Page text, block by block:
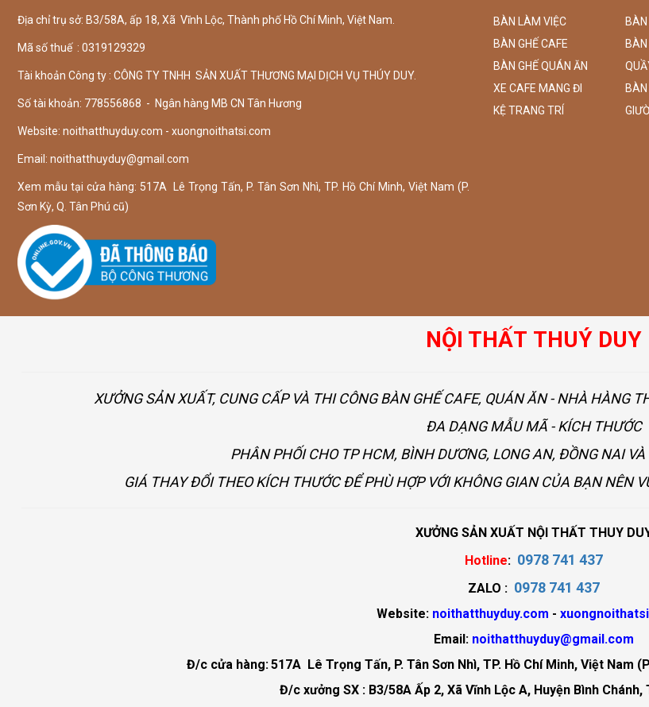
Địa chỉ trụ sở: B3/58A, ấp 18, Xã Vĩnh Lộc, Thành phố Hồ Chí Minh, Việt Nam.
Mã số thuế : 0319129329
Tài khoản Công ty : CÔNG TY TNHH SẢN XUẤT THƯƠNG MẠI DỊCH VỤ THÚY DUY.
Số tài khoản: 778556868 - Ngân hàng MB CN Tân Hương
Website: noithatthuyduy.com - xuongnoithatsi.com
Email: noithatthuyduy@gmail.com
Xem mẫu tại cửa hàng: 517A Lê Trọng Tấn, P. Tân Sơn Nhì, TP. Hồ Chí Minh, Việt Nam (P.
Sơn Kỳ, Q. Tân Phú cũ)
BÀN LÀM VIỆC
BÀN GHẾ CAFE
BÀN GHẾ QUÁN ĂN
XE CAFE MANG ĐI
BÀN
KỆ TRANG TRÍ
NỘI THẤT THUÝ DUY
XƯỞNG SẢN XUẤT, CUNG CẤP VÀ THI CÔNG BÀN GHẾ CAFE, QUÁN ĂN - NHÀ HÀNG
ĐA DẠNG MẪU MÃ - KÍCH THƯỚC
PHÂN PHỐI CHO TP HCM, BÌNH DƯƠNG, LONG AN, ĐỒNG NAI
GIÁ THAY ĐỔI THEO KÍCH THƯỚC ĐỂ PHÙ HỢP VỚI KHÔNG GIAN CỦA BẠN NÊN
XƯỞNG SẢN XUẤT NỘI THẤT THUY
Hotline: 0978 741 437
ZALO : 0978 741 437
Website: noithatthuyduy.com -
Email: noithatthuyduy@gmail.com
Đ/c cửa hàng:517A Lê Trọng Tấn, P. Tân Sơn Nhì, TP. Hồ Chí Minh, Việt Nam
Đ/c xưởng SX : B3/58A Ấp 2, Xã Vĩnh Lộc A, Huyện Bình Chánh,